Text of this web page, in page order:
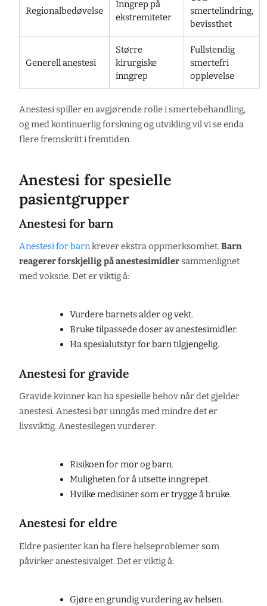
Regionalbedøvelse
Inngrep på
ekstremiteter
smertelindring,
bevissthet
Generell anestesi
Større
kirurgiske
inngrep
Fullstendig
smertefri
opplevelse
Anestesi spiller en avgjørende rolle i smertebehandling,
og med kontinuerlig forskning og utvikling vil vi se enda
flere fremskritt i fremtiden.
Anestesi for spesielle
pasientgrupper
Anestesi for barn
Anestesi for barnkrever ekstra oppmerksomhet.Barn
reagerer forskjellig på anestesimidlersammenlignet
med voksne. Det er viktig å:
Vurdere barnets alder og vekt.
Bruke tilpassede doser av anestesimidler.
Ha spesialutstyr for barn tilgjengelig.
Anestesi for gravide
Gravide kvinner kan ha spesielle behov når det gjelder
anestesi. Anestesi bør unngås med mindre det er
livsviktig. Anestesilegen vurderer:
Risikoen for mor og barn.
Muligheten for å utsette inngrepet.
Hvilke medisiner som er trygge å bruke.
Anestesi for eldre
Eldre pasienter kan ha flere helseproblemer som
påvirker anestesivalget. Det er viktig å:
Gjøre en grundig vurdering av helsen.